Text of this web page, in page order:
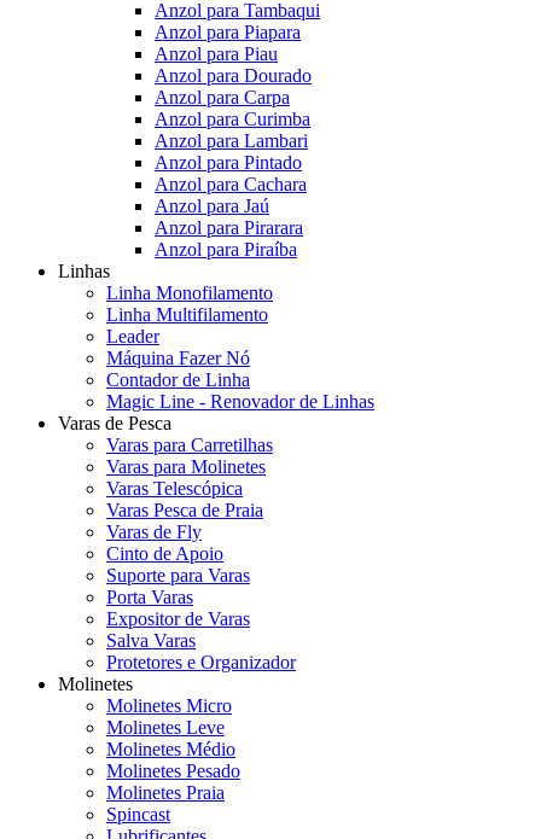
Anzol para Tambaqui
Anzol para Piapara
Anzol para Piau
Anzol para Dourado
Anzol para Carpa
Anzol para Curimba
Anzol para Lambari
Anzol para Pintado
Anzol para Cachara
Anzol para Jaú
Anzol para Pirarara
Anzol para Piraíba
Linhas
Linha Monofilamento
Linha Multifilamento
Leader
Máquina Fazer Nó
Contador de Linha
Magic Line - Renovador de Linhas
Varas de Pesca
Varas para Carretilhas
Varas para Molinetes
Varas Telescópica
Varas Pesca de Praia
Varas de Fly
Cinto de Apoio
Suporte para Varas
Porta Varas
Expositor de Varas
Salva Varas
Protetores e Organizador
Molinetes
Molinetes Micro
Molinetes Leve
Molinetes Médio
Molinetes Pesado
Molinetes Praia
Spincast